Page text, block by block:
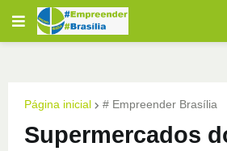
Página inicial # Empreender Brasília
Supermercados